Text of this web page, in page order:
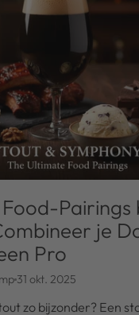
Pairings
je
Pro
31 okt. 2025
zo bijzonder? Een